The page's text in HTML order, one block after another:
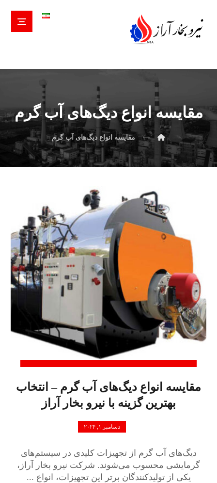
مقایسه انواع دیگ‌های آب گرم
مقایسه انواع دیگ‌های آب گرم
مقایسه انواع دیگ‌های آب گرم – انتخاب
بهترین گزینه با نیرو بخار آراز
دسامبر ۱, ۲۰۲۴
دیگ‌های آب گرم از تجهیزات کلیدی در سیستم‌های
گرمایشی محسوب می‌شوند. شرکت نیرو بخار آراز،
یکی از تولیدکنندگان برتر این تجهیزات، انواع ...